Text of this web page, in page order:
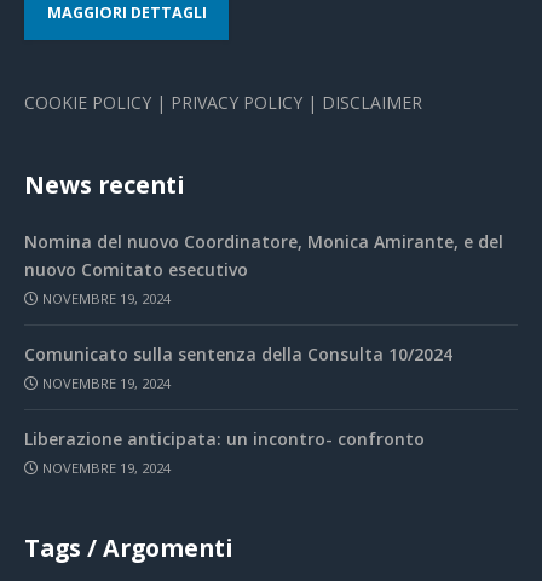
MAGGIORI DETTAGLI
COOKIE POLICY | PRIVACY POLICY | DISCLAIMER
News recenti
Nomina del nuovo Coordinatore, Monica Amirante, e del
nuovo Comitato esecutivo
NOVEMBRE 19, 2024
Comunicato sulla sentenza della Consulta 10/2024
NOVEMBRE 19, 2024
Liberazione anticipata: un incontro- confronto
NOVEMBRE 19, 2024
Tags / Argomenti